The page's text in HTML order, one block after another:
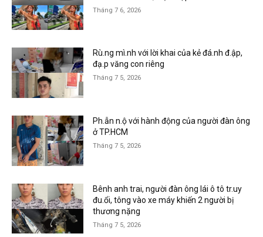
Tháng 7 6, 2026
Rù.ng mì.nh với lời khai của kẻ đá.nh đ.ập,
đạ.p văng con riêng
Tháng 7 5, 2026
Ph.ẫn n.ộ với hành động của người đàn ông
ở TP.HCM
Tháng 7 5, 2026
Bênh anh trai, người đàn ông lái ô tô tr.uy
đu.ổi, tông vào xe máy khiến 2 người bị
thương nặng
Tháng 7 5, 2026